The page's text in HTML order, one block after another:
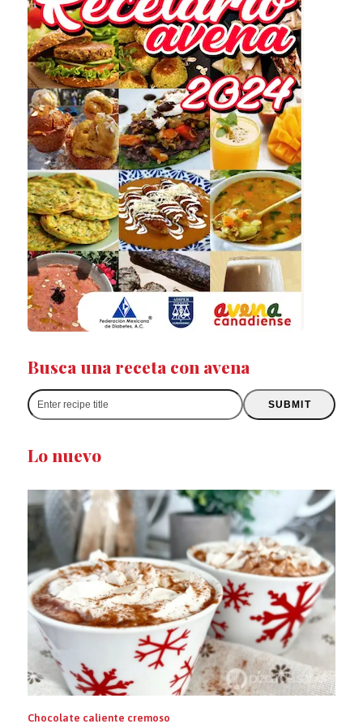
Busca una receta con avena
Enter
recipe
SUBMIT
Lo nuevo
Chocolate caliente cremoso